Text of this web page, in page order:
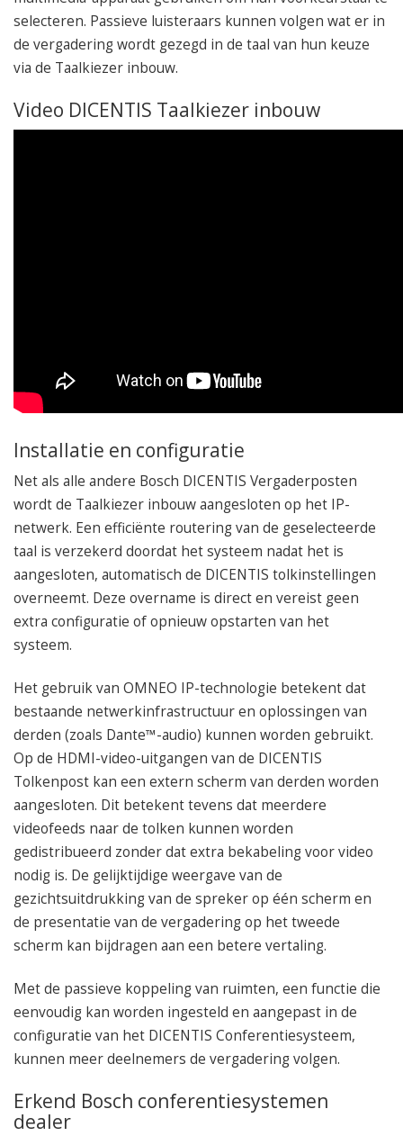
selecteren. Passieve luisteraars kunnen volgen wat er in
de vergadering wordt gezegd in de taal van hun keuze
via de Taalkiezer inbouw.
Video DICENTIS Taalkiezer inbouw
Installatie en configuratie
Net als alle andere Bosch DICENTIS Vergaderposten
wordt de Taalkiezer inbouw aangesloten op het IP-
netwerk. Een efficiënte routering van de geselecteerde
taal is verzekerd doordat het systeem nadat het is
aangesloten, automatisch de DICENTIS tolkinstellingen
overneemt. Deze overname is direct en vereist geen
extra configuratie of opnieuw opstarten van het
systeem.
Het gebruik van OMNEO IP-technologie betekent dat
bestaande netwerkinfrastructuur en oplossingen van
derden (zoals Dante™-audio) kunnen worden gebruikt.
Op de HDMI-video-uitgangen van de DICENTIS
Tolkenpost kan een extern scherm van derden worden
aangesloten. Dit betekent tevens dat meerdere
videofeeds naar de tolken kunnen worden
gedistribueerd zonder dat extra bekabeling voor video
nodig is. De gelijktijdige weergave van de
gezichtsuitdrukking van de spreker op één scherm en
de presentatie van de vergadering op het tweede
scherm kan bijdragen aan een betere vertaling.
Met de passieve koppeling van ruimten, een functie die
eenvoudig kan worden ingesteld en aangepast in de
configuratie van het DICENTIS Conferentiesysteem,
kunnen meer deelnemers de vergadering volgen.
Erkend Bosch conferentiesystemen
dealer